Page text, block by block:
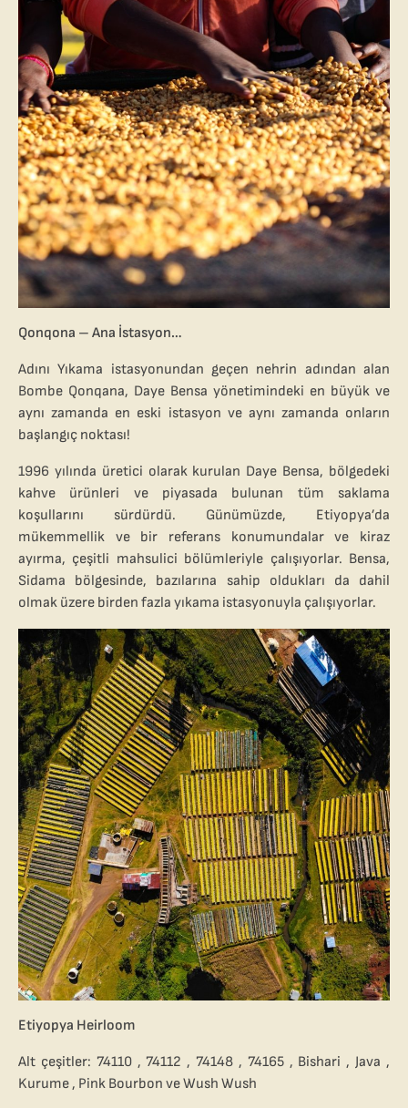
Qonqona – Ana İstasyon…
Adını Yıkama istasyonundan geçen nehrin adından alan
Bombe Qonqana, Daye Bensa yönetimindeki en büyük ve
aynı zamanda en eski istasyon ve aynı zamanda onların
başlangıç noktası!
1996 yılında üretici olarak kurulan Daye Bensa, bölgedeki
kahve ürünleri ve piyasada bulunan tüm saklama
koşullarını sürdürdü. Günümüzde, Etiyopya’da
mükemmellik ve bir referans konumundalar ve kiraz
ayırma, çeşitli mahsulici bölümleriyle çalışıyorlar. Bensa,
Sidama bölgesinde, bazılarına sahip oldukları da dahil
olmak üzere birden fazla yıkama istasyonuyla çalışıyorlar.
Etiyopya Heirloom
Alt çeşitler: 74110 , 74112 , 74148 , 74165 , Bishari , Java ,
Kurume , Pink Bourbon ve Wush Wush